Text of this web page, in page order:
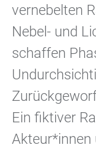
vernebelten
Nebel- und
schaffen
Ein fiktiver
Akteur*innen